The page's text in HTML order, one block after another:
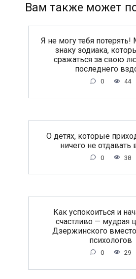
Вам также может
Я не могу тебя
знаку зодиака,
сражаться за свою
последнего
0 44
O дeтяx, кoтopыe
ничeгo нe oтдaвaть
0 38
Как успокоиться и
счастливо — мудрая
Дзержинского
психологов
0 29